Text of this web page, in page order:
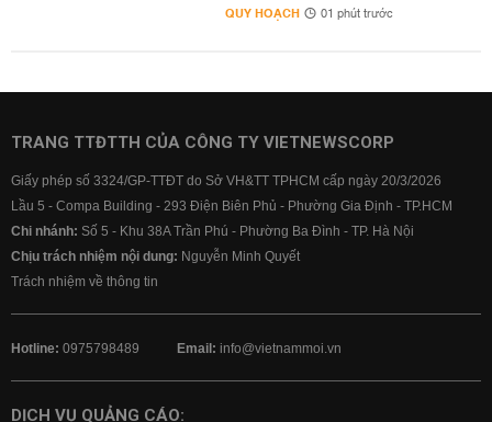
QUY HOẠCH 01 phút trước
TRANG TTĐTTH CỦA CÔNG TY VIETNEWSCORP
Giấy phép số 3324/GP-TTĐT do Sở VH&TT TPHCM cấp ngày 20/3/2026
Lầu 5 - Compa Building - 293 Điện Biên Phủ - Phường Gia Định - TP.HCM
Chi nhánh: Số 5 - Khu 38A Trần Phú - Phường Ba Đình - TP. Hà Nội
Chịu trách nhiệm nội dung: Nguyễn Minh Quyết
Trách nhiệm về thông tin
Hotline: 0975798489 Email: info@vietnammoi.vn
DỊCH VỤ QUẢNG CÁO: